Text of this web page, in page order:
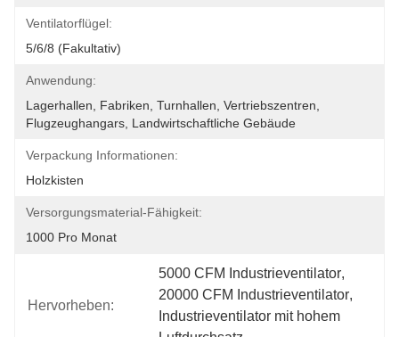
Ventilatorflügel:
5/6/8 (fakultativ)
Anwendung:
Lagerhallen, Fabriken, Turnhallen, Vertriebszentren,
Flugzeughangars, Landwirtschaftliche Gebäude
Verpackung Informationen:
Holzkisten
Versorgungsmaterial-Fähigkeit:
1000 Pro Monat
Hervorheben:
5000 CFM Industrieventilator,
20000 CFM Industrieventilator,
Industrieventilator mit hohem